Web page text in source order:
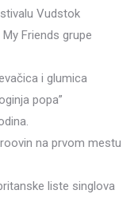
Vudstok
Friends grupe
i glumica
popa”
na prvom mestu
liste singlova